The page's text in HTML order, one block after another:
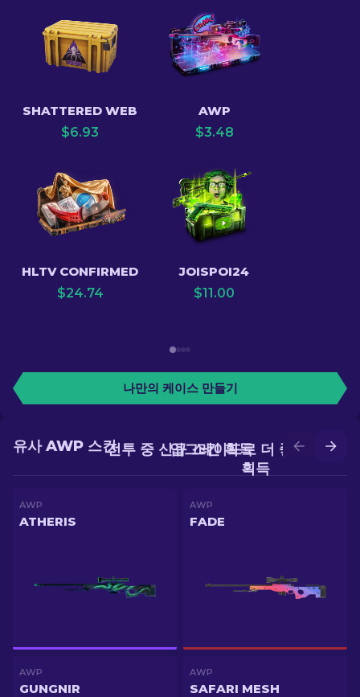
SHATTERED WEB
$6.93
AWP
$3.48
HLTV CONFIRMED
$24.74
JOISPOI24
$11.00
나만의 케이스 만들기
업그레이드로 더 좋은 스킨
획득
전투 중 신규 스킨 획득
유사 AWP 스킨
AWP
ATHERIS
AWP
FADE
AWP
GUNGNIR
AWP
SAFARI MESH